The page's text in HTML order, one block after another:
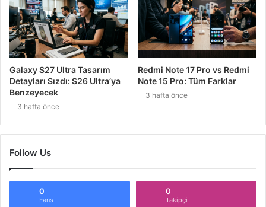
Galaxy S27 Ultra Tasarım
Detayları Sızdı: S26 Ultra’ya
Benzeyecek
3 hafta önce
Redmi Note 17 Pro vs Redmi
Note 15 Pro: Tüm Farklar
3 hafta önce
Follow Us
0
Fans
0
Takipçi